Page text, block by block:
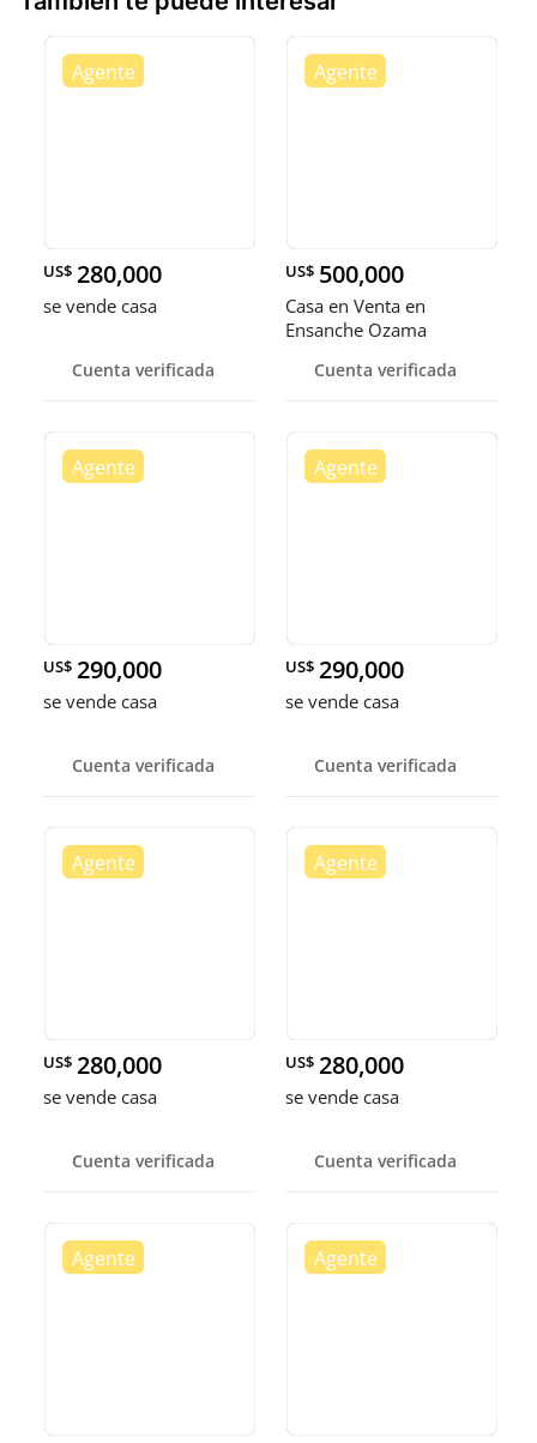
US$ 280,000
se vende casa
Cuenta verificada
US$ 500,000
Casa en Venta en
Ensanche Ozama
Cuenta verificada
US$ 290,000
se vende casa
Cuenta verificada
US$ 290,000
se vende casa
Cuenta verificada
US$ 280,000
se vende casa
Cuenta verificada
US$ 280,000
se vende casa
Cuenta verificada